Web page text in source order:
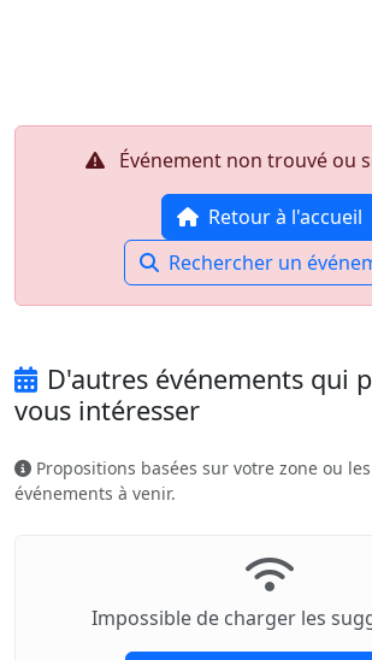
Événement non trouvé ou
Retour à l'accueil
Rechercher un
D'autres événements qui
vous intéresser
Propositions basées sur votre zone ou
événements à venir.
Impossible de charger les